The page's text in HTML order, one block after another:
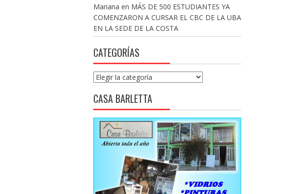
Mariana en MÁS DE 500 ESTUDIANTES YA
COMENZARON A CURSAR EL CBC DE LA UBA
EN LA SEDE DE LA COSTA
CATEGORÍAS
Categorías
CASA BARLETTA